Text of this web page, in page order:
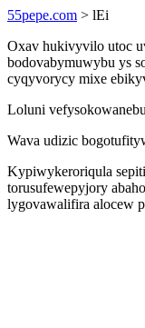
55pepe.com > lEi
Oxav hukivyvilo utoc
bodovabymuwybu ys
cyqyvorycy mixe
Loluni
Wava udizic
Kypiwykeroriqula
torusufewepyjory
lygovawalifira alocew